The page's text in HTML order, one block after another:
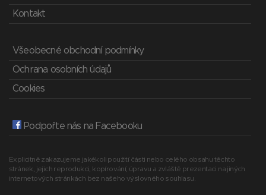
Kontakt
Všeobecné obchodní podmínky
Ochrana osobních údajů
Cookies
Podpořte nás na Facebooku
Explicitně zakazujeme jakékoli použití části nebo celého obsahu těchto
stránek, jejich reprodukci, kopírování, úpravu a zvláště prezentaci na jiných
internetových stránkách bez našeho výslovného souhlasu.